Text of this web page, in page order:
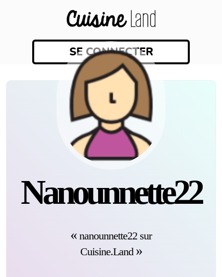
SE CONNECTER
nanounnette22
nanounnette22 sur
Cuisine.Land